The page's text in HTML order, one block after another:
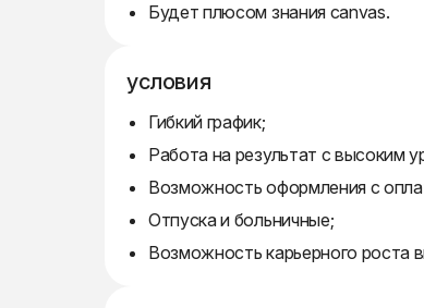
Будет плюсом знания canvas.
условия
Гибкий график;
Работа на результат с высоким
Возможность оформления с
Отпуска и больничные;
Возможность карьерного роста